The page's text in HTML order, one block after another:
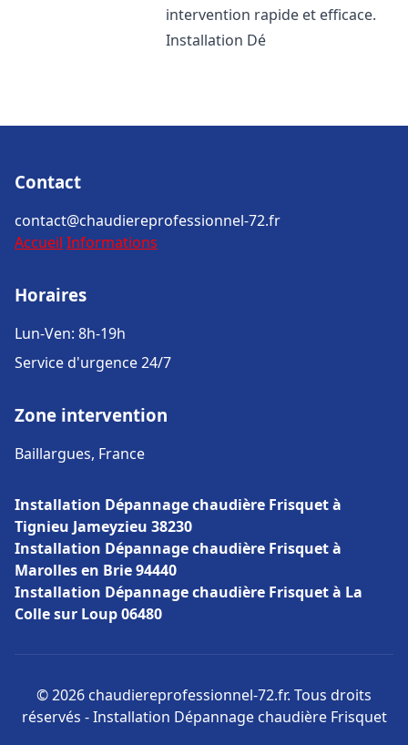
intervention rapide et efficace.
Installation Dé
Contact
contact@chaudiereprofessionnel-72.fr
Accueil Informations
Horaires
Lun-Ven: 8h-19h
Service d'urgence 24/7
Zone intervention
Baillargues, France
Installation Dépannage chaudière Frisquet à
Tignieu Jameyzieu 38230
Installation Dépannage chaudière Frisquet à
Marolles en Brie 94440
Installation Dépannage chaudière Frisquet à La
Colle sur Loup 06480
© 2026 chaudiereprofessionnel-72.fr. Tous droits
réservés - Installation Dépannage chaudière Frisquet